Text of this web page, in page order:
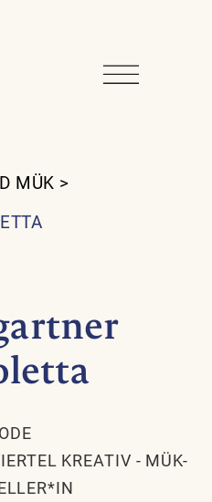
MÜK >
KREATIV - MÜK-